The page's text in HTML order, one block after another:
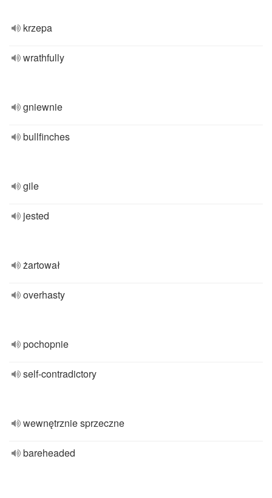
krzepa
wrathfully
gniewnie
bullfinches
gile
jested
żartował
overhasty
pochopnie
self-contradictory
wewnętrznie sprzeczne
bareheaded